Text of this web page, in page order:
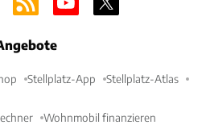
Stellplatz-App Stellplatz-Atlas
Wohnmobil finanzieren